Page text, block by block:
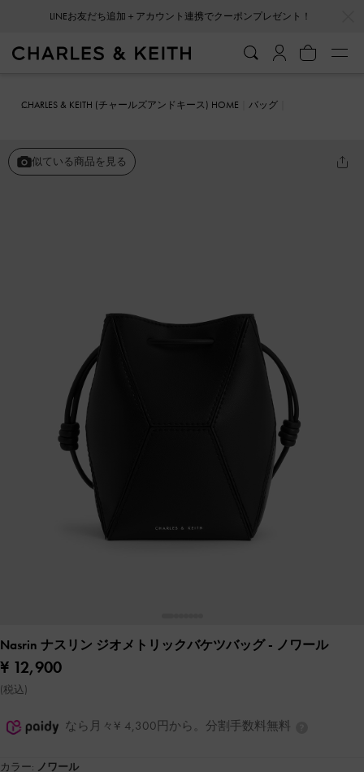
LINEお友だち追加＋アカウント連携でクーポンプレゼント！
CHARLES & KEITH (チャールズアンドキース) HOME
バッグ
似ている商品を見る
Nasrin ナスリン ジオメトリックバケツバッグ- ノワール
¥ 12,900
(税込)
なら月々¥ 4,300円から。分割手数料無料
カラー: ノワール